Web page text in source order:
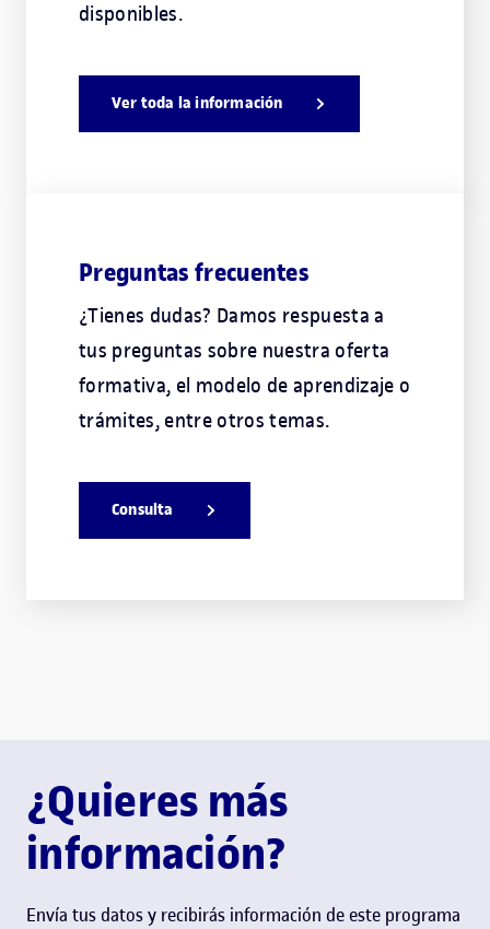
disponibles.
Ver toda la información
Preguntas frecuentes
¿Tienes dudas? Damos respuesta a
tus preguntas sobre nuestra oferta
formativa, el modelo de aprendizaje o
trámites, entre otros temas.
Consulta
¿Quieres más
información?
Envía tus datos y recibirás información de este programa